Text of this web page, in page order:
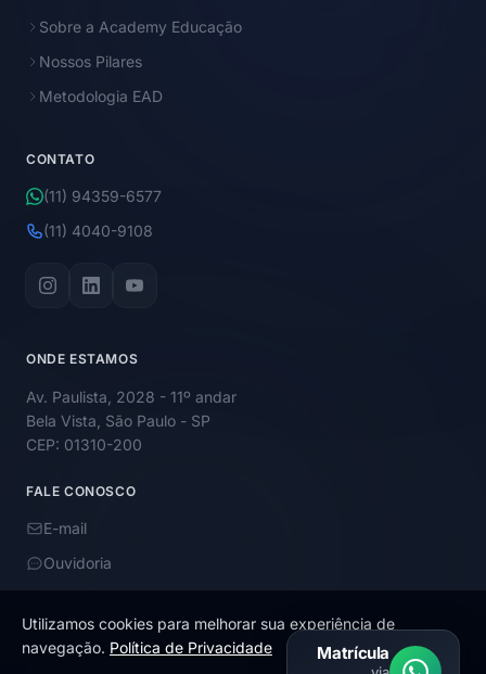
Sobre a Academy Educação
Nossos Pilares
Metodologia EAD
CONTATO
(11) 94359-6577
(11) 4040-9108
ONDE ESTAMOS
Av. Paulista, 2028 - 11º andar
Bela Vista, São Paulo - SP
CEP: 01310-200
FALE CONOSCO
E-mail
Ouvidoria
Matrícula
Utilizamos cookies para melhorar sua experiência de
navegação. Política de Privacidade